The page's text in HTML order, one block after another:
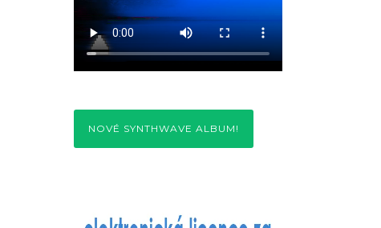
NOVÉ SYNTHWAVE ALBUM!